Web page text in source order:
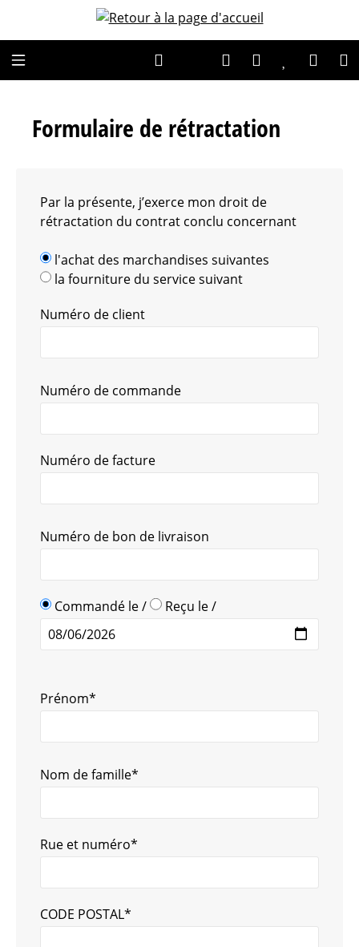
Passer au contenu principal
Expert advice
Formulaire de rétractation
Par la présente, j’exerce mon droit de
rétractation du contrat conclu concernant
l'achat des marchandises suivantes
la fourniture du service suivant
Numéro de client
Numéro de commande
Numéro de facture
Numéro de bon de livraison
Commandé le / Reçu le /
Prénom*
Nom de famille*
Rue et numéro*
CODE POSTAL*